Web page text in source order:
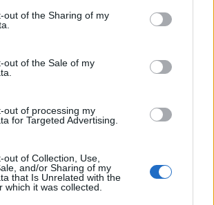
visit or usage behaviour. You may click to
to Google and its third-party tags to
below specified purposes in below Google
out of the Sharing of my
out of the Sale of my
out of processing my
for Targeted Advertising.
out of Collection, Use,
and/or Sharing of my
that Is Unrelated with the
which it was collected.
Pinna
Agostina Diturco
cari
cari